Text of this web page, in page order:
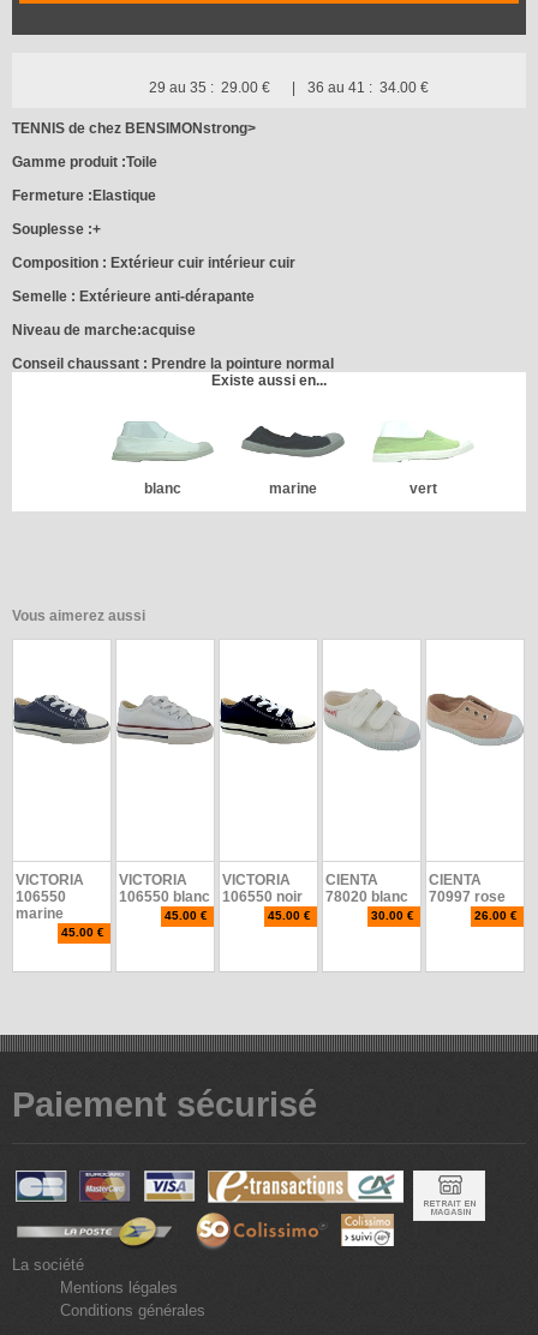
29 au 35 : 29.00 € 36 au 41 : 34.00 €
TENNIS de chez BENSIMONstrong>
Gamme produit :Toile
Fermeture : Elastique
Souplesse :+
Composition : Extérieur cuir intérieur cuir
Semelle : Extérieure anti-dérapante
Niveau de marche:acquise
Conseil chaussant : Prendre la pointure normal
Existe aussi en...
blanc marine vert
Vous aimerez aussi
VICTORIA
106550
marine
45.00 €
VICTORIA
106550 blanc
45.00 €
VICTORIA
106550 noir
45.00 €
CIENTA
78020 blanc
30.00 €
CIENTA
70997 rose
26.00 €
Paiement sécurisé
La société
Mentions légales
Conditions générales